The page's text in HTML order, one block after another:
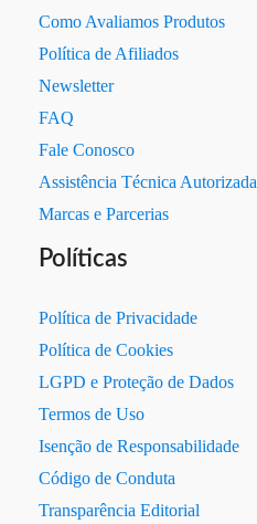
Como Avaliamos Produtos
Política de Afiliados
Newsletter
FAQ
Fale Conosco
Assistência Técnica Autorizada
Marcas e Parcerias
Políticas
Política de Privacidade
Política de Cookies
LGPD e Proteção de Dados
Termos de Uso
Isenção de Responsabilidade
Código de Conduta
Transparência Editorial